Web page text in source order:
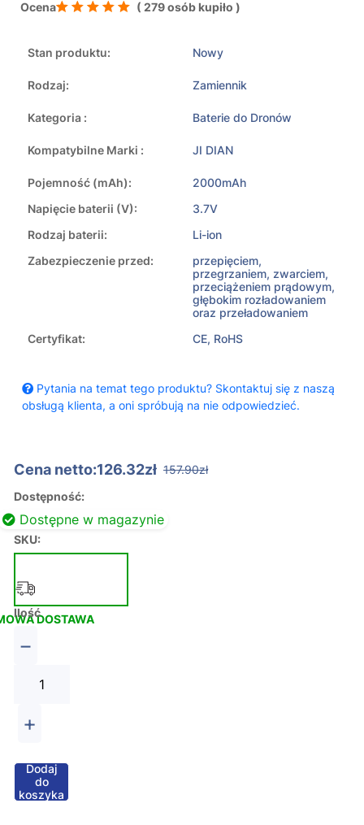
Ocena ( 279 osób kupiło )
Stan produktu: Nowy
Rodzaj: Zamiennik
Kategoria : Baterie do Dronów
Kompatybilne Marki : JI DIAN
Pojemność (mAh):
2000mAh
Napięcie baterii (V):
3.7V
Rodzaj baterii:
Li-ion
Zabezpieczenie przed:
przepięciem,
przegrzaniem, zwarciem,
przeciążeniem prądowym,
głębokim rozładowaniem
oraz przeładowaniem
Certyfikat:
CE, RoHS
Pytania na temat tego produktu? Skontaktuj się z naszą
obsługą klienta, a oni spróbują na nie odpowiedzieć.
Cena netto:126.32zł 157.90zł
Dostępność:
Dostępne w magazynie
SKU:
DOSTAWA
Ilość
−
+
Dodaj
do
koszyka